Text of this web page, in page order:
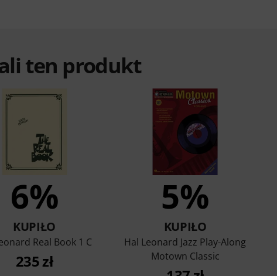
ten produkt
6%
KUPIŁO
Real Book 1 C
235 zł
5%
KUPIŁO
Hal Leonard Jazz Play-Along
Motown Classic